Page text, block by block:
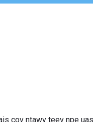
cov ntawv teev npe